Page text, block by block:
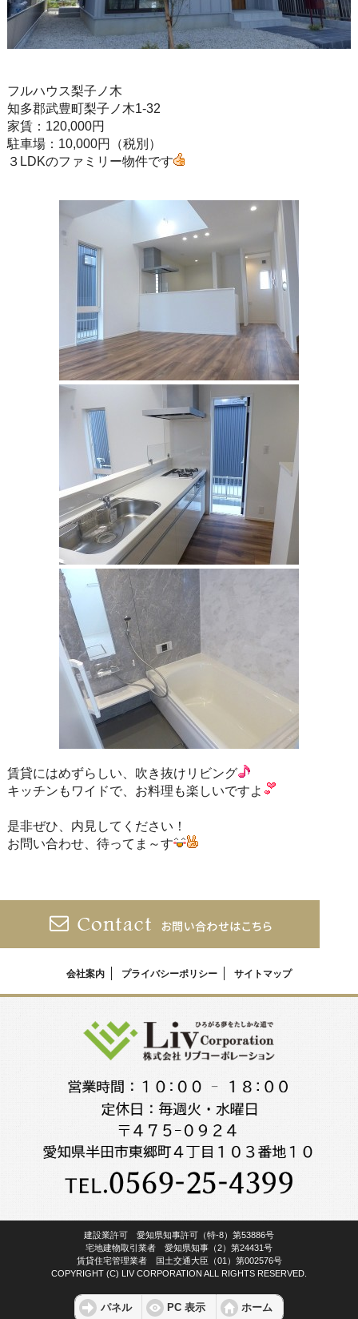
フルハウス梨子ノ木
知多郡武豊町梨子ノ木1-32
家賃：120,000円
駐車場：10,000円（税別）
３LDKのファミリー物件です
賃貸にはめずらしい、吹き抜けリビング
キッチンもワイドで、お料理も楽しいですよ
是非ぜひ、内見してください！
お問い合わせ、待ってま～す
会社案内 プライバシーポリシー サイトマップ
建設業許可 愛知県知事許可（特-8）第53886号
宅地建物取引業者 愛知県知事（2）第24431号
賃貸住宅管理業者 国土交通大臣（01）第002576号
COPYRIGHT (C) LIV CORPORATION ALL RIGHTS RESERVED.
パネル PC 表示 ホーム